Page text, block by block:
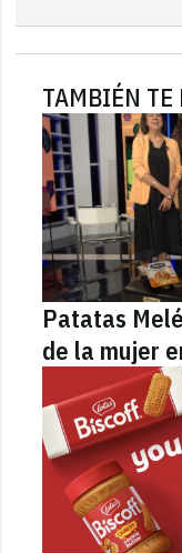
TAMBIÉN TE
Patatas
de la mujer